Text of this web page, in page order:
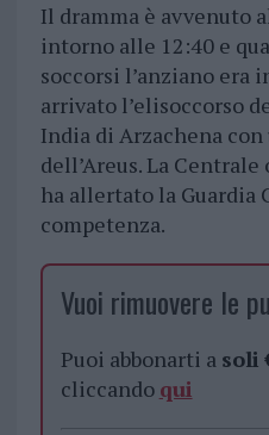
Il dramma è avvenuto
intorno alle 12:40 e
soccorsi l’anziano era
arrivato l’elisoccorso
India di Arzachena
dell’Areus. La
ha allertato la Guardia
competenza.
Vuoi rimuovere le
Puoi abbonarti a soli
cliccando qui